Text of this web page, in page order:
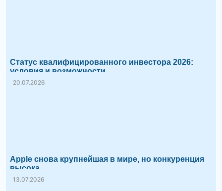
Статус квалифицированного инвестора 2026:
условия и возможности
20.07.2026
Apple снова крупнейшая в мире, но конкуренция
высока
13.07.2026